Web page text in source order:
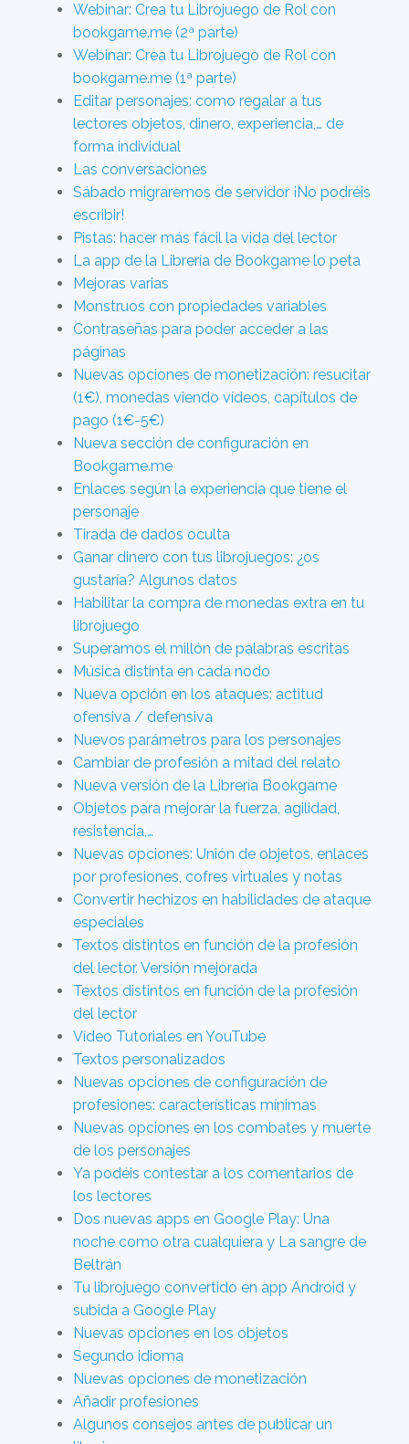
Webinar: Crea tu Librojuego de Rol con
bookgame.me (2ª parte)
Webinar: Crea tu Librojuego de Rol con
bookgame.me (1ª parte)
Editar personajes: como regalar a tus
lectores objetos, dinero, experiencia,… de
forma individual
Las conversaciones
Sábado migraremos de servidor ¡No podréis
escribir!
Pistas: hacer más fácil la vida del lector
La app de la Librería de Bookgame lo peta
Mejoras varias
Monstruos con propiedades variables
Contraseñas para poder acceder a las
páginas
Nuevas opciones de monetización: resucitar
(1€), monedas viendo vídeos, capítulos de
pago (1€-5€)
Nueva sección de configuración en
Bookgame.me
Enlaces según la experiencia que tiene el
personaje
Tirada de dados oculta
Ganar dinero con tus librojuegos: ¿os
gustaría? Algunos datos
Habilitar la compra de monedas extra en tu
librojuego
Superamos el millón de palabras escritas
Música distinta en cada nodo
Nueva opción en los ataques: actitud
ofensiva / defensiva
Nuevos parámetros para los personajes
Cambiar de profesión a mitad del relato
Nueva versión de la Librería Bookgame
Objetos para mejorar la fuerza, agilidad,
resistencia,…
Nuevas opciones: Unión de objetos, enlaces
por profesiones, cofres virtuales y notas
Convertir hechizos en habilidades de ataque
especiales
Textos distintos en función de la profesión
del lector. Versión mejorada
Textos distintos en función de la profesión
del lector
Vídeo Tutoriales en YouTube
Textos personalizados
Nuevas opciones de configuración de
profesiones: características mínimas
Nuevas opciones en los combates y muerte
de los personajes
Ya podéis contestar a los comentarios de
los lectores
Dos nuevas apps en Google Play: Una
noche como otra cualquiera y La sangre de
Beltrán
Tu librojuego convertido en app Android y
subida a Google Play
Nuevas opciones en los objetos
Segundo idioma
Nuevas opciones de monetización
Añadir profesiones
Algunos consejos antes de publicar un